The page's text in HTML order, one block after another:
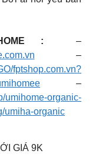
:
–
–
fptshop.com.vn?
–
umihome-organic-
umiha-organic
GIÁ 9K